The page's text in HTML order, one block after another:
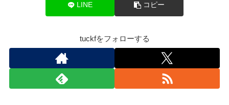
LINE コピー
tuckfをフォローする